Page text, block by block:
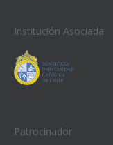
Institución Asociada
Patrocinador